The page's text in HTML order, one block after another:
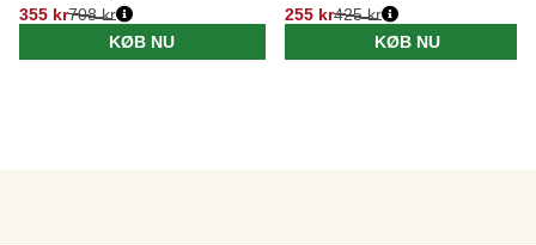
355 kr708 kr
KØB NU
255 kr425 kr
KØB NU